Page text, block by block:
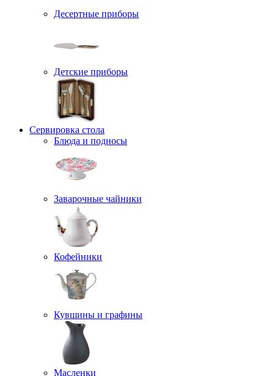
Десертные приборы
Детские приборы
Сервировка стола
Блюда и подносы
Заварочные чайники
Кофейники
Кувшины и графины
Масленки